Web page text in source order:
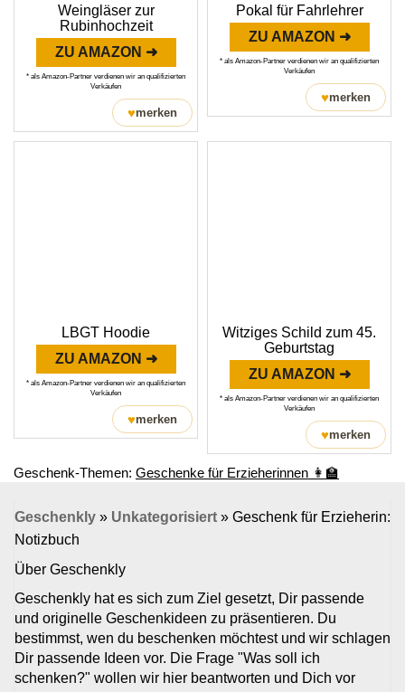
Weingläser zur
Rubinhochzeit
ZU AMAZON ➜
* als Amazon-Partner verdienen wir an qualifizierten
Verkäufen
♥merken
Pokal für Fahrlehrer
ZU AMAZON ➜
* als Amazon-Partner verdienen wir an qualifizierten
Verkäufen
♥merken
LBGT Hoodie
ZU AMAZON ➜
* als Amazon-Partner verdienen wir an qualifizierten
Verkäufen
♥merken
Witziges Schild zum 45.
Geburtstag
ZU AMAZON ➜
* als Amazon-Partner verdienen wir an qualifizierten
Verkäufen
♥merken
Geschenk-Themen: Geschenke für Erzieherinnen 👩‍🏫
Geschenkly » Unkategorisiert » Geschenk für Erzieherin:
Notizbuch
Über Geschenkly
Geschenkly hat es sich zum Ziel gesetzt, Dir passende
und originelle Geschenkideen zu präsentieren. Du
bestimmst, wen du beschenken möchtest und wir schlagen
Dir passende Ideen vor. Die Frage "Was soll ich
schenken?" wollen wir hier beantworten und Dich vor